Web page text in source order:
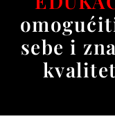
sebe i